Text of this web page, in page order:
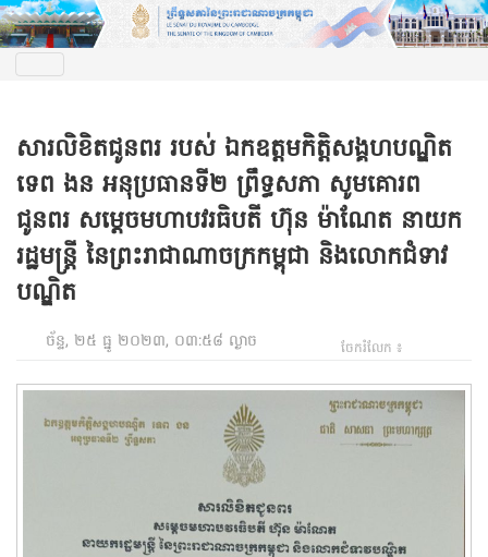
សារលិខិតជូនពរ របស់ ឯកឧត្តមកិត្តិសង្គហបណ្ឌិត
ទេព ងន អនុប្រធានទី២ ព្រឹទ្ធសភា សូមគោរព
ជូនពរ សម្តេចមហាបវរធិបតី ហ៊ុន ម៉ាណែត នាយក
រដ្ឋមន្ត្រី នៃព្រះរាជាណាចក្រកម្ពុជា និងលោកជំទាវ
បណ្ឌិត
ច័ន្ទ, ២៥ ធ្នូ ២០២៣, ០៣:៥៨ ល្ងាច ចែករំលែក ៖